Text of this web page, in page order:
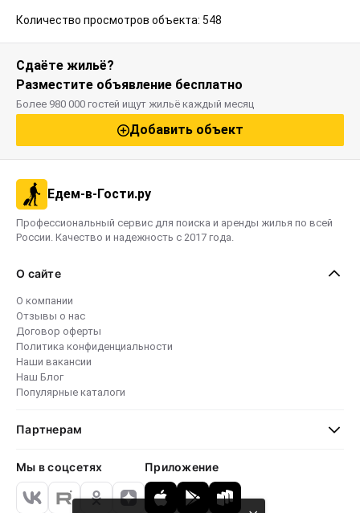
Количество просмотров объекта: 548
Сдаёте жильё?
Разместите объявление бесплатно
Более 980 000 гостей ищут жильё каждый месяц
Добавить объект
Едем-в-Гости.ру
Профессиональный сервис для поиска и аренды жилья по всей
России. Качество и надежность с 2017 года.
О сайте
О компании
Отзывы о нас
Договор оферты
Политика конфиденциальности
Наши вакансии
Наш Блог
Популярные каталоги
Партнерам
Мы в соцсетях Приложение